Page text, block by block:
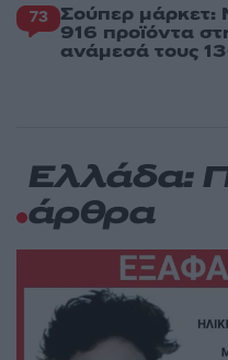
73 Σούπερ μάρκετ:
916 προϊόντα
ανάμεσά τους
Ελλάδα:
άρθρα